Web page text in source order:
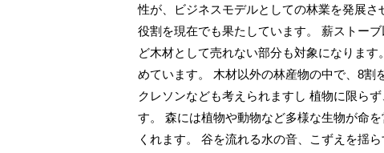
性が、ビジネスモデルとしての林業を発展
役割を現在でも果たしています。 薪ストー
ど木材として売れない部分も対象になりま
めています。 木材以外の林産物の中で、8割
クレソンなども考えられますし 植物に限ら
す。 森には植物や動物など多様な生物が命
くれます。 谷を流れる水の音、こずえを揺